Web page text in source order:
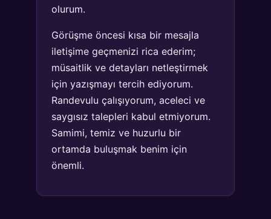
olurum.
Görüşme öncesi kısa bir mesajla
iletişime geçmenizi rica ederim;
müsaitlik ve detayları netleştirmek
için yazışmayı tercih ediyorum.
Randevulu çalışıyorum, aceleci ve
saygısız talepleri kabul etmiyorum.
Samimi, temiz ve huzurlu bir
ortamda buluşmak benim için
önemli.